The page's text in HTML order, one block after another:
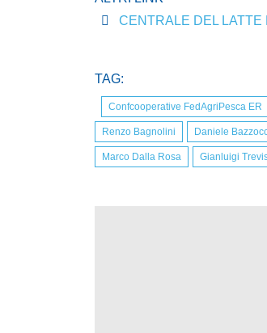
CENTRALE DEL LATTE
TAG:
Confcooperative FedAgriPesca ER
Renzo Bagnolini Daniele
Marco Dalla Rosa Gianluigi